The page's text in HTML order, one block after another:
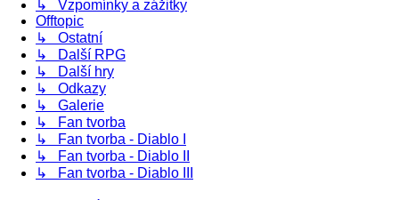
↳ Vzpomínky a zážitky
Offtopic
↳ Ostatní
↳ Další RPG
↳ Další hry
↳ Odkazy
↳ Galerie
↳ Fan tvorba
↳ Fan tvorba - Diablo I
↳ Fan tvorba - Diablo II
↳ Fan tvorba - Diablo III